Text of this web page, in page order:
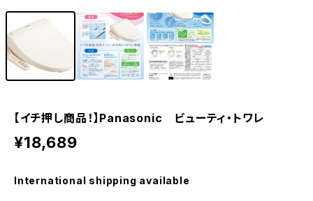
【イチ押し商品！】Panasonic ビューティ・トワレ
¥18,689
International shipping available